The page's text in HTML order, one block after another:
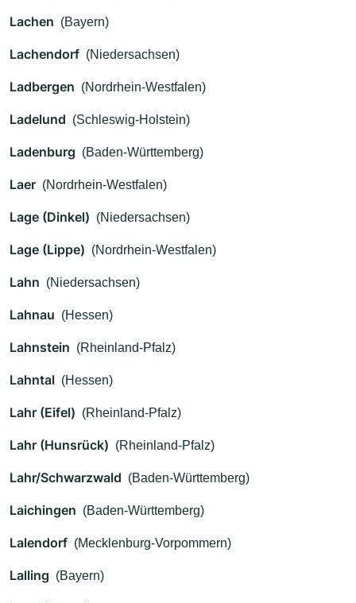
Lachen (Bayern)
Lachendorf (Niedersachsen)
Ladbergen (Nordrhein-Westfalen)
Ladelund (Schleswig-Holstein)
Ladenburg (Baden-Württemberg)
Laer (Nordrhein-Westfalen)
Lage (Dinkel) (Niedersachsen)
Lage (Lippe) (Nordrhein-Westfalen)
Lahn (Niedersachsen)
Lahnau (Hessen)
Lahnstein (Rheinland-Pfalz)
Lahntal (Hessen)
Lahr (Eifel) (Rheinland-Pfalz)
Lahr (Hunsrück) (Rheinland-Pfalz)
Lahr/Schwarzwald (Baden-Württemberg)
Laichingen (Baden-Württemberg)
Lalendorf (Mecklenburg-Vorpommern)
Lalling (Bayern)